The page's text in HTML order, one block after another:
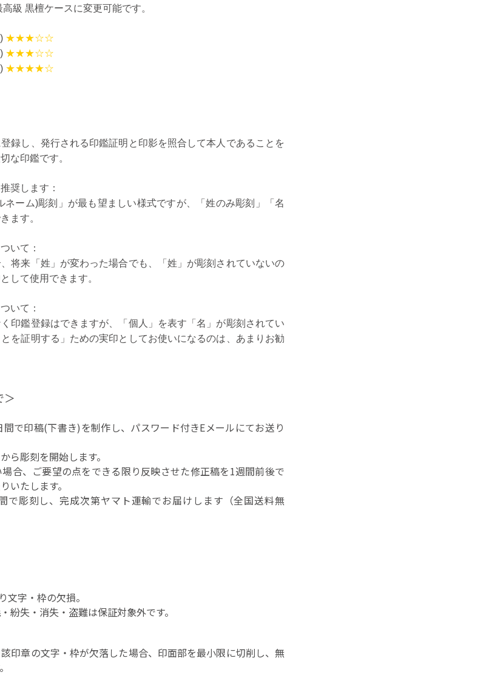
級 黒檀ケースに変更可能です。
★★★☆☆
★★★☆☆
★★★★☆
録し、発行される印鑑証明と印影を照合して本人であることを
な印鑑です。
奨します：
ネーム)彫刻」が最も望ましい様式ですが、「姓のみ彫刻」「名
ます。
いて：
将来「姓」が変わった場合でも、「姓」が彫刻されていないの
して使用できます。
いて：
く印鑑登録はできますが、「個人」を表す「名」が彫刻されてい
を証明する」ための実印としてお使いになるのは、あまりお勧
＞
間で印稿(下書き)を制作し、パスワード付きEメールにてお送り
ら彫刻を開始します。
、ご要望の点をできる限り反映させた修正稿を1週間前後で
いたします。
で彫刻し、完成次第ヤマト運輸でお届けします（全国送料無
字・枠の欠損。
紛失・消失・盗難は保証対象外です。
印章の文字・枠が欠落した場合、印面部を最小限に切削し、無